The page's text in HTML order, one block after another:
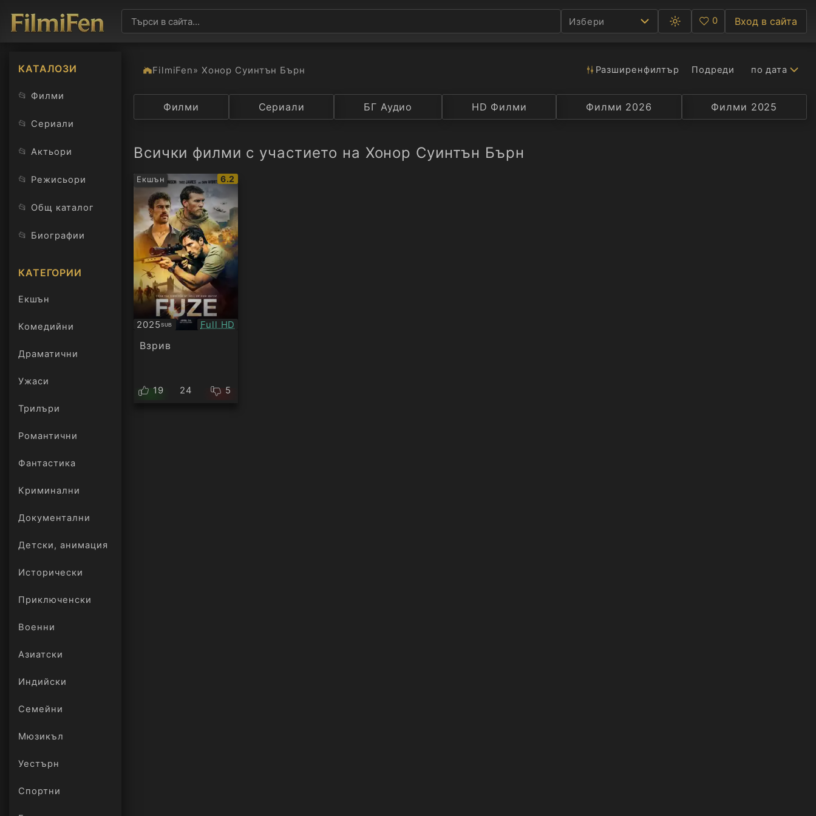
Избери
Превключване
между
светла
Любими
0 Вход в сайта
КАТАЛОЗИ
📂 Филми
📂 Сериали
📂 Актьори
📂 Режисьори
📂 Общ каталог
📂 Биографии
КАТЕГОРИИ
Екшън
Комедийни
Драматични
Ужаси
Трилъри
онлайн
Романтични
Фантастика
Криминални
Документални
Детски, анимация
Исторически
Приключенски
Военни
Азиатски
Индийски
Семейни
Мюзикъл
Уестърн
Спортни
FilmiFen» Хонор Суинтън Бърн Разширенфилтър Подреди по дата
Категория Държава Рейтинг Селекция Превод Актьор
Филми Сериали БГ Аудио HD Филми Филми 2026 Филми 2025
Всички филми с участието на Хонор Суинтън Бърн
Екшън
IMDb
6.2
2025SUB
Субтитри Качество:
Full HD
Взрив
19 24 5